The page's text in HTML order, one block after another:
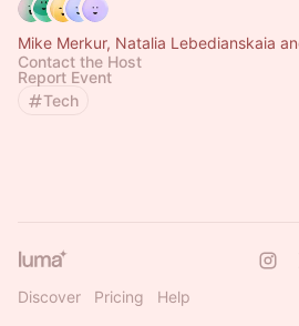
Mike Merkur, Natalia Lebedianskaia
Contact the Host
Report Event
Tech
Discover Pricing Help